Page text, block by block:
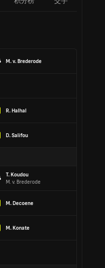
M. v. Brederode
R. Halhal
D. Salifou
T. Koudou
M. v. Brederode
M. Decoene
M. Konate